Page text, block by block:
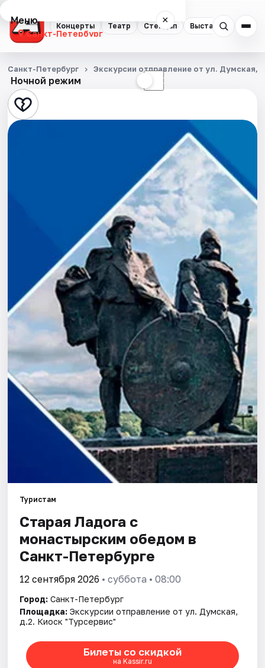
Концерты Театр Стендап Выставки
Меню ×
Санкт-Петербург
Концерты
Театр
Стендап
Города
Площадки
Артисты
Рейтинги
Ночной режим ☾
Санкт-Петербург Экскурсии отправление от ул. Думская,
Туристам
Старая Ладога c
монастырским обедом в
Санкт-Петербурге
12 сентября 2026 • суббота • 08:00
Город: Санкт-Петербург
Площадка: Экскурсии отправление от ул. Думская,
д.2. Киоск "Турсервис"
Билеты со скидкой
на Kassir.ru